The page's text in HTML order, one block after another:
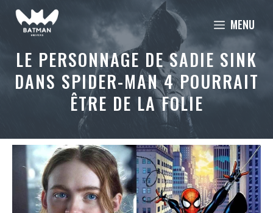
Aller
MENU
LE PERSONNAGE DE SADIE SINK
DANS SPIDER-MAN 4 POURRAIT
ÊTRE DE LA FOLIE